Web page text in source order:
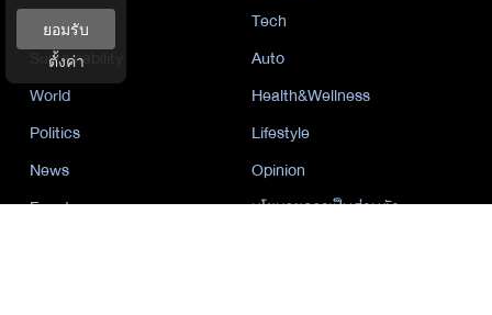
Business
Tech
Sustainability
Auto
World
Health&Wellness
Politics
Lifestyle
News
Opinion
Event
นโยบายการเป็นส่วนตัว
ยอมรับ
ตั้งค่า